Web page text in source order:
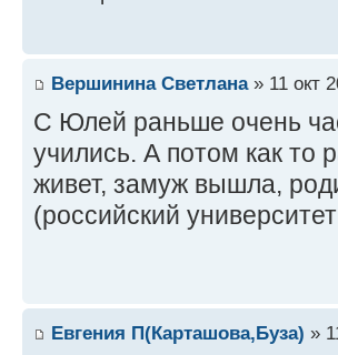
Вершинина Светлана» 11 окт
С Юлей раньше очень
учились. А потом как то
живет, замуж вышла,
(российский
Евгения П(Карташова,Буза) »